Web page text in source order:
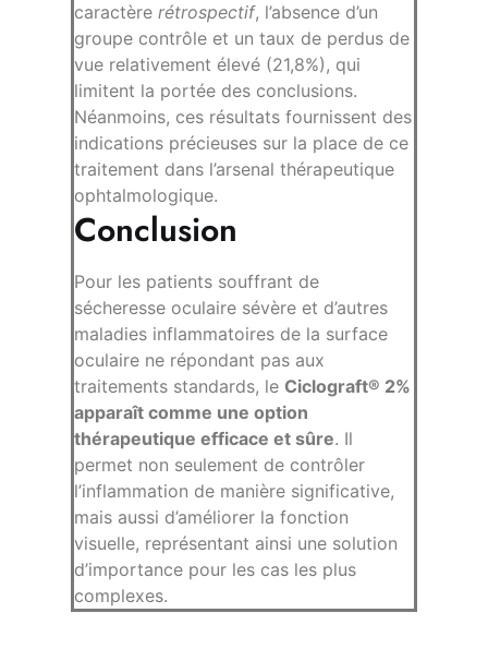
caractère rétrospectif, l’absence d’un
groupe contrôle et un taux de perdus de
vue relativement élevé (21,8%), qui
limitent la portée des conclusions.
Néanmoins, ces résultats fournissent des
indications précieuses sur la place de ce
traitement dans l’arsenal thérapeutique
ophtalmologique.
Conclusion
Pour les patients souffrant de
sécheresse oculaire sévère et d’autres
maladies inflammatoires de la surface
oculaire ne répondant pas aux
traitements standards, le Ciclograft® 2%
apparaît comme une option
thérapeutique efficace et sûre. Il
permet non seulement de contrôler
l’inflammation de manière significative,
mais aussi d’améliorer la fonction
visuelle, représentant ainsi une solution
d’importance pour les cas les plus
complexes.